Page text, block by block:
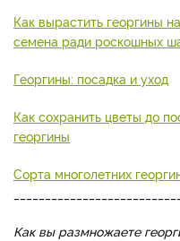
Как вырастить георгины
семена ради роскошных
Георгины: посадка и уход
Как сохранить цветы до
георгины
Сорта многолетних
Как вы размножаете